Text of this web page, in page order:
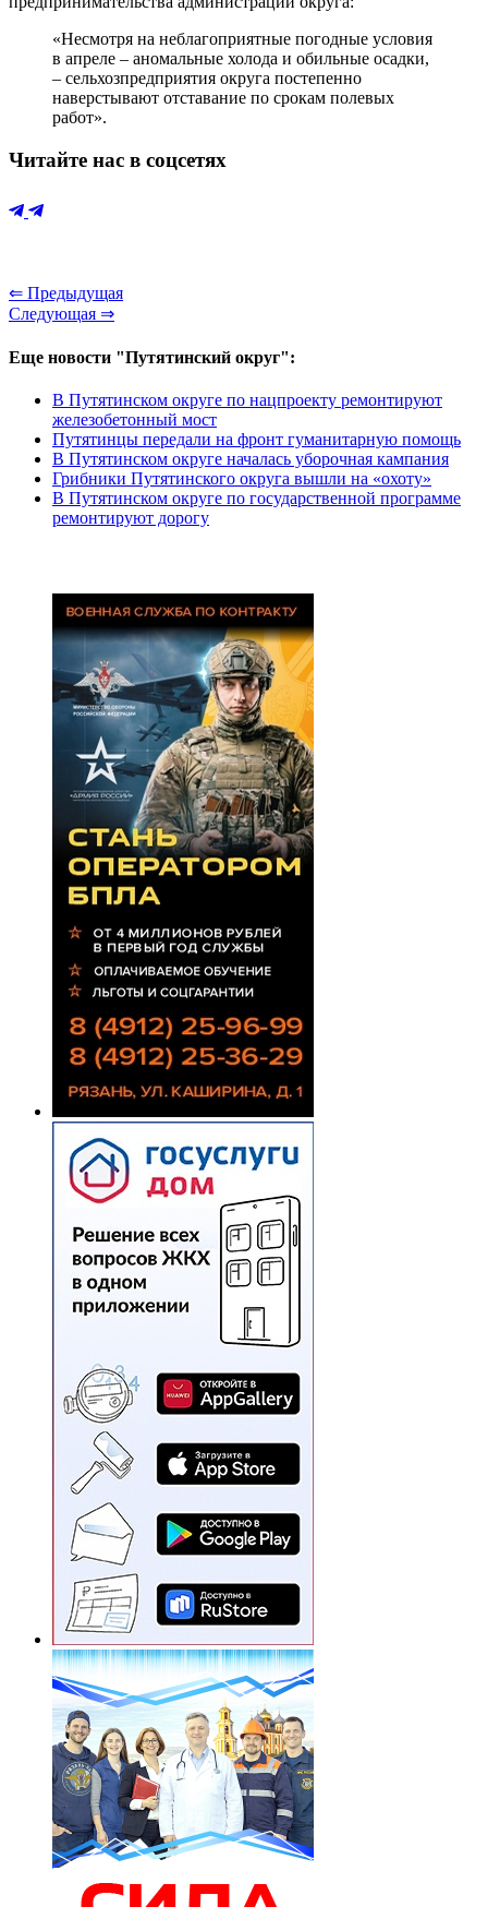
«Несмотря на неблагоприятные погодные условия
в апреле – аномальные холода и обильные осадки,
– сельхозпредприятия округа постепенно
наверстывают отставание по срокам полевых
работ».
Читайте нас в соцсетях
⇐ Предыдущая
Следующая ⇒
Еще новости "Путятинский округ":
В Путятинском округе по нацпроекту ремонтируют
железобетонный мост
Путятинцы передали на фронт гуманитарную помощь
В Путятинском округе началась уборочная кампания
Грибники Путятинского округа вышли на «охоту»
В Путятинском округе по государственной программе
ремонтируют дорогу